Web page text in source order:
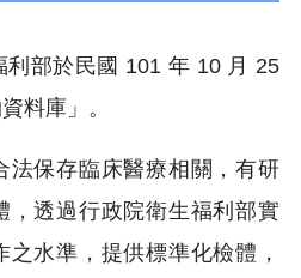
部於民國 101 年 10 月 25
料庫」。
法保存臨床醫療相關，有研
，透過行政院衛生福利部實
水準，提供標準化檢體，